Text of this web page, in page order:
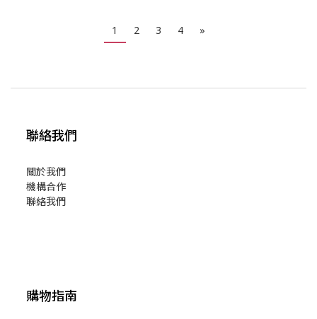
1 2 3 4 »
聯絡我們
關於我們
機構合作
聯絡我們
購物指南